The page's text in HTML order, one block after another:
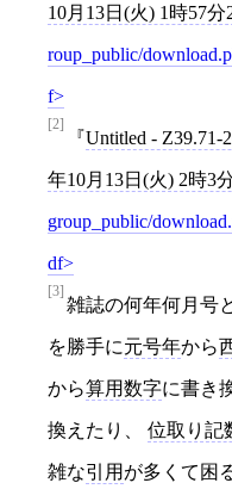
10月13日(火) 1時57分
roup_public/
f
[2]
Untitled - Z39.71-
年10月13日(火) 2時3
group_public/
df
[3]
雑誌の何年何月号
を勝手に元号年から
から算用数字に書き
換えたり、 位取り記
雑な引用 が多くて困